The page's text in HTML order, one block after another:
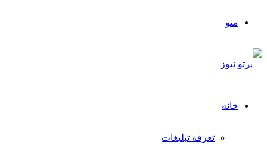
منو
خانه
تعرفه تبلیغات